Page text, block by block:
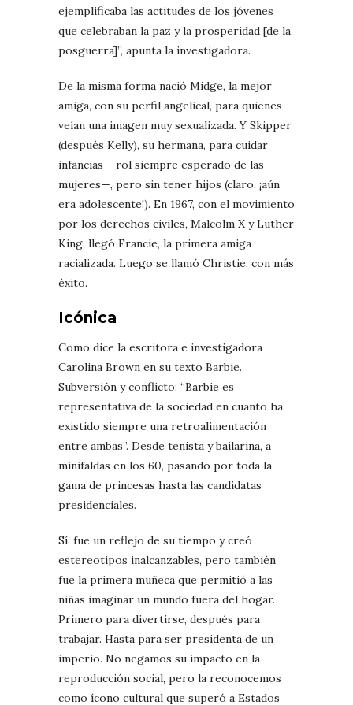
ejemplificaba las actitudes de los jóvenes
que celebraban la paz y la prosperidad [de la
posguerra]”, apunta la investigadora.
De la misma forma nació Midge, la mejor
amiga, con su perfil angelical, para quienes
veían una imagen muy sexualizada. Y Skipper
(después Kelly), su hermana, para cuidar
infancias —rol siempre esperado de las
mujeres—, pero sin tener hijos (claro, ¡aún
era adolescente!). En 1967, con el movimiento
por los derechos civiles, Malcolm X y Luther
King, llegó Francie, la primera amiga
racializada. Luego se llamó Christie, con más
éxito.
Icónica
Como dice la escritora e investigadora
Carolina Brown en su texto Barbie.
Subversión y conflicto: “Barbie es
representativa de la sociedad en cuanto ha
existido siempre una retroalimentación
entre ambas”. Desde tenista y bailarina, a
minifaldas en los 60, pasando por toda la
gama de princesas hasta las candidatas
presidenciales.
Sí, fue un reflejo de su tiempo y creó
estereotipos inalcanzables, pero también
fue la primera muñeca que permitió a las
niñas imaginar un mundo fuera del hogar.
Primero para divertirse, después para
trabajar. Hasta para ser presidenta de un
imperio. No negamos su impacto en la
reproducción social, pero la reconocemos
como ícono cultural que superó a Estados